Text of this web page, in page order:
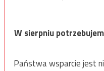
W sierpniu
Państwa wsparcie jest